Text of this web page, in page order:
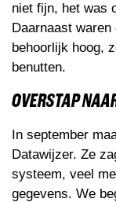
niet fijn, het was
Daarnaast
behoorlijk hoog,
benutten.
OVERSTAP
In september
Datawijzer. Ze
systeem, veel
gegevens. We